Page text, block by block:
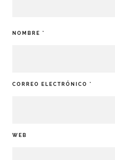
NOMBRE *
CORREO ELECTRÓNICO *
WEB